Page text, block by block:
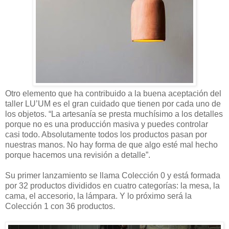
Otro elemento que ha contribuido a la buena aceptación del
taller LU’UM es el gran cuidado que tienen por cada uno de
los objetos. “La artesanía se presta muchísimo a los detalles
porque no es una producción masiva y puedes controlar
casi todo. Absolutamente todos los productos pasan por
nuestras manos. No hay forma de que algo esté mal hecho
porque hacemos una revisión a detalle”.
Su primer lanzamiento se llama Colección 0 y está formada
por 32 productos divididos en cuatro categorías: la mesa, la
cama, el accesorio, la lámpara. Y lo próximo será la
Colección 1 con 36 productos.